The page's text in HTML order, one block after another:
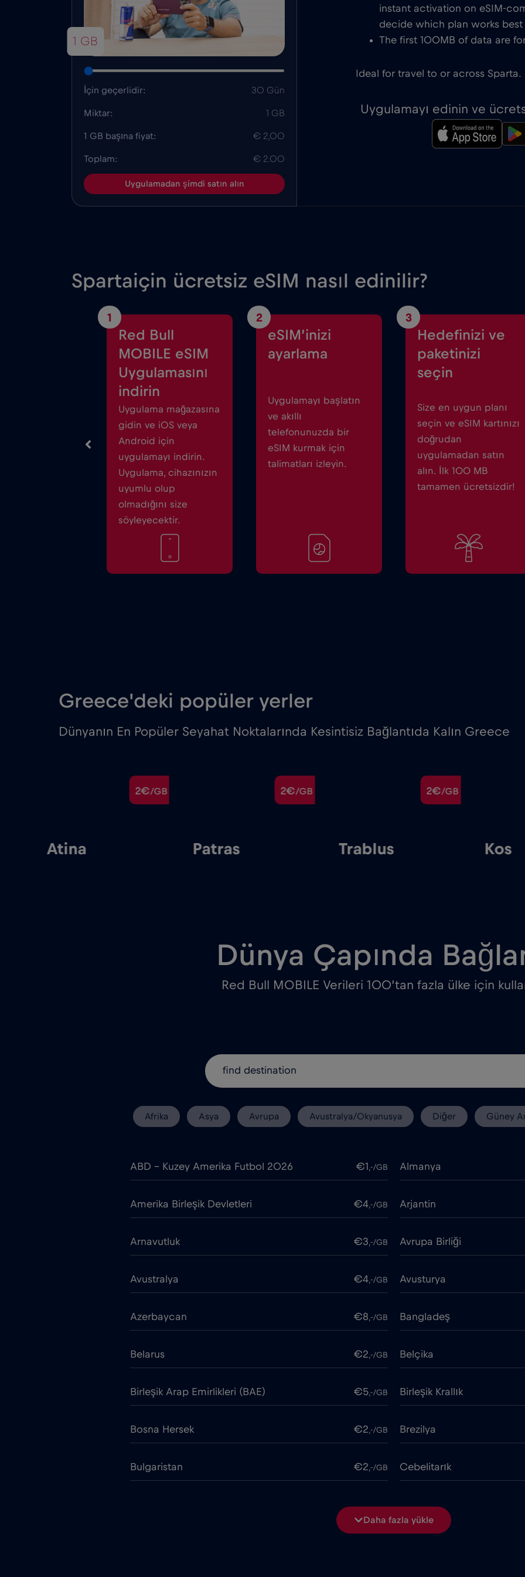
1 GB
İçin geçerlidir: 30 Gün
Miktar: 1 GB
1 GB başına fiyat: € 2,00
Toplam: € 2.00
Uygulamadan şimdi satın alın
instant activation on eSIM-
decide which plan works best
The first 100MB of data are
Ideal for travel to or across Sparta.
Uygulamayı edinin ve
Spartaiçin ücretsiz eSIM nasıl edinilir?
1
Red Bull
MOBILE eSIM
Uygulamasını
indirin
Uygulama mağazasına
gidin ve iOS veya
Android için
uygulamayı indirin.
Uygulama, cihazınızın
uyumlu olup
olmadığını size
söyleyecektir.
2
eSIM’inizi
ayarlama
Uygulamayı başlatın
ve akıllı
telefonunuzda bir
eSIM kurmak için
talimatları izleyin.
3
Hedefinizi ve
paketinizi
seçin
Size en uygun planı
seçin ve eSIM kartınızı
doğrudan
uygulamadan satın
alın. İlk 100 MB
tamamen ücretsizdir!
Greece'deki popüler yerler
Dünyanın En Popüler Seyahat Noktalarında Kesintisiz Bağlantıda Kalın Greece
2€/GB
Atina
2€/GB
Patras
2€/GB
Trablus Kos
Dünya Çapında
Red Bull MOBILE Verileri 100’tan fazla ülke için
Afrika Asya Avrupa Avustralya/Okyanusya Diğer Güney
ABD - Kuzey Amerika Futbol 2026 €1 ,-/GB Almanya
Amerika Birleşik Devletleri €4,-/GB Arjantin
Arnavutluk €3,-/GB Avrupa Birliği
Avustralya €4,-/GB Avusturya
Azerbaycan €8,-/GB Bangladeş
Belarus €2,-/GB Belçika
Birleşik Arap Emirlikleri (BAE) €5,-/GB Birleşik Krallık
Bosna Hersek €2,-/GB Brezilya
Bulgaristan €2,-/GB Cebelitarık
€2,-/GB Cezayir
Daha fazla yükle